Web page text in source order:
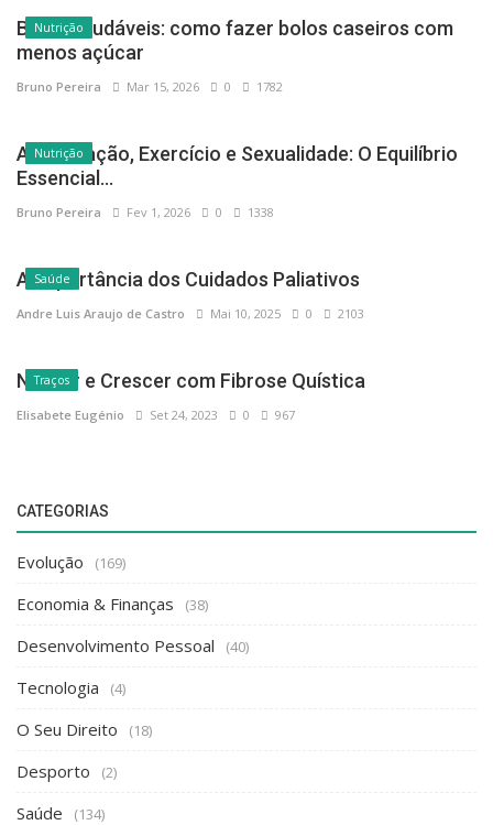
Nutrição
Bolos saudáveis: como fazer bolos caseiros com
menos açúcar
Bruno Pereira Mar 15, 2026 0 1782
Nutrição
Alimentação, Exercício e Sexualidade: O Equilíbrio
Essencial...
Bruno Pereira Fev 1, 2026 0 1338
Saúde
A Importância dos Cuidados Paliativos
Andre Luis Araujo de Castro Mai 10, 2025 0 2103
Traços
Nascer e Crescer com Fibrose Quística
Elisabete Eugénio Set 24, 2023 0 967
CATEGORIAS
Evolução (169)
Economia & Finanças (38)
Desenvolvimento Pessoal (40)
Tecnologia (4)
O Seu Direito (18)
Desporto (2)
Saúde (134)